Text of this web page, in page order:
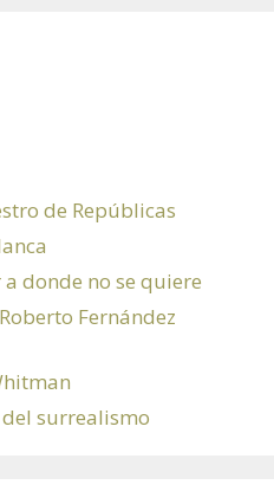
de Repúblicas
donde no se quiere
Fernández
surrealismo